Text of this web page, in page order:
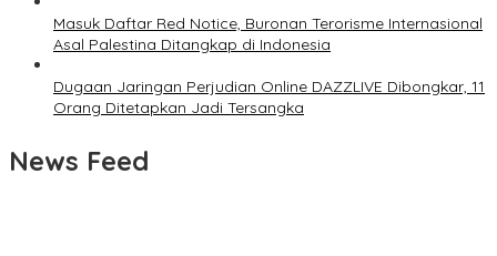
Masuk Daftar Red Notice, Buronan Terorisme Internasional
Asal Palestina Ditangkap di Indonesia
Dugaan Jaringan Perjudian Online DAZZLIVE Dibongkar, 11
Orang Ditetapkan Jadi Tersangka
News Feed